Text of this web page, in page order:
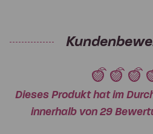
Dieses Produkt hat im
innerhalb von 29